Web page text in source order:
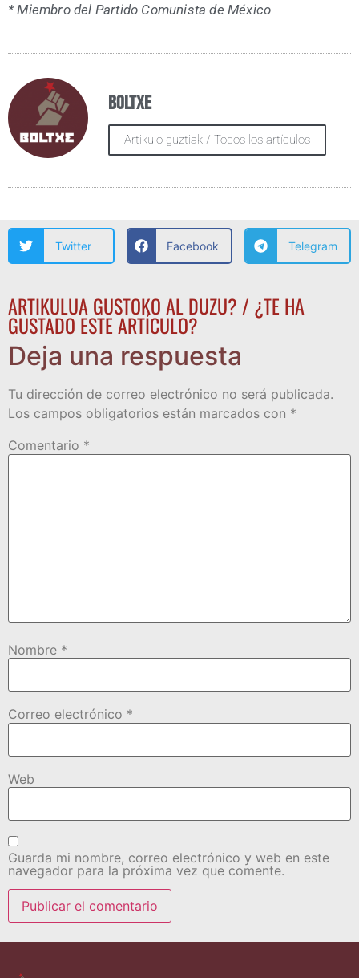
* Miem­bro del Par­ti­do Comu­nis­ta de México
Boltxe
Artikulo guztiak / Todos los artículos
Twitter Facebook Telegram
ARTIKULUA GUSTOKO AL DUZU? / ¿TE HA
GUSTADO ESTE ARTÍCULO?
Deja una respuesta
Tu dirección de correo electrónico no será publicada.
Los campos obligatorios están marcados con *
Comentario *
Nombre *
Correo electrónico *
Web
Guarda mi nombre, correo electrónico y web en este
navegador para la próxima vez que comente.